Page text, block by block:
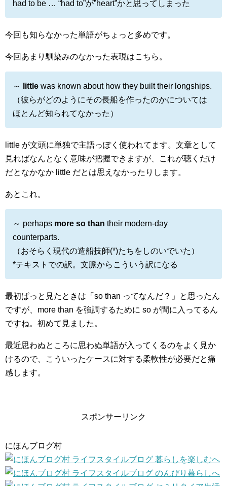
had to be … “had to”が”heart”かと思ってしまった
今回も知らなかった単語がちょっと多めです。
今回あまり馴染みのなかった表現はこちら。
～ little was known about how they built their longships.
（彼らがどのようにその長船を作ったのかについては
ほとんど知られてなかった）
little が文頭に単独で主語っぽく使われてます。文章として
見ればなんとなく意味が把握できますが、これが聴くだけ
だとなかなか little だとは思えなかったりします。
あとこれ。
～ perhaps more so than their modern-day
counterparts.
（おそらく現代の造船技師(*)たちをしのいでいた）
*テキストでの訳。文脈からこういう訳になる
最初ぱっと見たときは「so than ってなんだ？」と思ったん
ですが、more than を強調するために so が間に入ってるん
ですね。初めて見ました。
最近思わぬところに思わぬ単語が入ってくるのをよく見か
けるので、こういったケースに対する柔軟性が必要だと痛
感します。
スポンサーリンク
にほんブログ村